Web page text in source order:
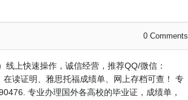
0 Comments
上快速操作，诚信经营，推荐QQ/微信：
读证明、雅思托福成绩单、网上存档可查！ 专
专业办理国外各高校的毕业证，成绩单，